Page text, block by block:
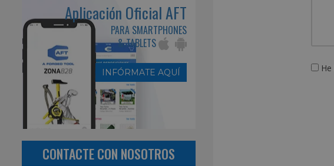
Aplicación Oficial AFT
PARA SMARTPHONES
& TABLETS
INFÓRMATE AQUÍ
CONTACTE CON NOSOTROS